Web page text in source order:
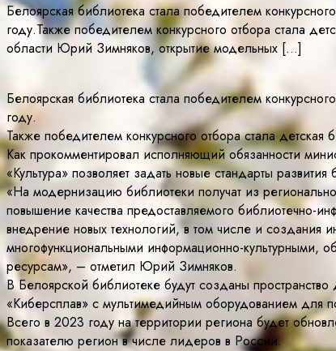
Белоярская библиотека стала победителем
году.Также победителем конкурсного отбора стала
области Юрий Зимняков, открытие модельных […]
Белоярская библиотека стала победителем
году.
Также победителем конкурсного отбора стала детская
Как прокомментировал исполняющий обязанности
«Культура» позволяет задать новые стандарты
«На модернизацию библиотеки получат из
повышение качества предоставляемого библиотечно-
внедрение новых технологий, в том числе и создания
многофункциональными информационно-культурными,
ресурсам», – отметил Юрий Зимняков.
В Белоярской библиотеке будут созданы
«Киберсплав» с мультимедийным оборудованием для
Всего в 2023 году на территории региона будет
показателю регион в числе лидеров в России.